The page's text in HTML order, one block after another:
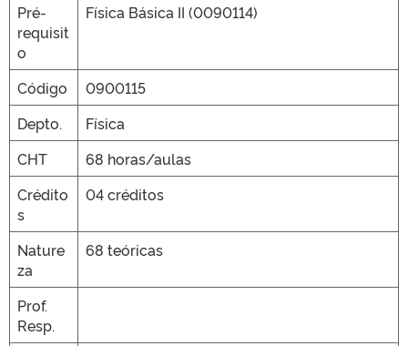
Pré-
requisit
o
Física Básica II (0090114)
Código
0900115
Depto.
Física
CHT
68 horas/aulas
Crédito
s
04 créditos
Nature
za
68 teóricas
Prof.
Resp.